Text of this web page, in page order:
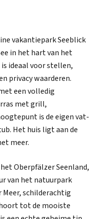
vakantiepark Seeblick
in het hart van het
ideaal voor stellen,
privacy waarderen.
een volledig
met grill,
is de eigen vat-
Het huis ligt aan de
meer.
Oberpfälzer Seenland,
van het natuurpark
schilderachtig
tot de mooiste